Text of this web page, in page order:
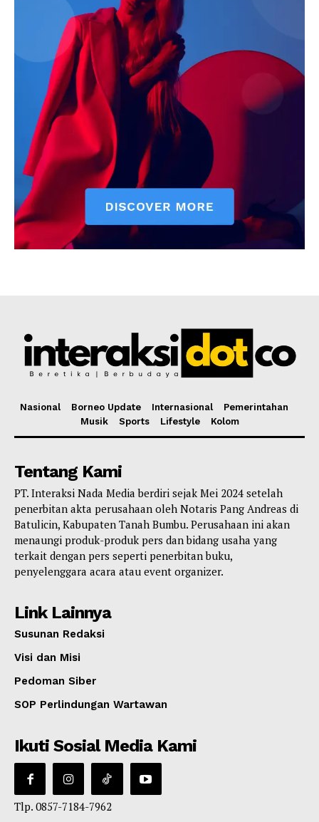
Nasional Borneo Update Internasional
Pemerintahan
Musik
Sports Lifestyle Kolom
Tentang Kami
PT. Interaksi Nada Media berdiri sejak Mei 2024 setelah
penerbitan akta perusahaan oleh Notaris Pang Andreas di
Batulicin, Kabupaten Tanah Bumbu. Perusahaan ini akan
menaungi produk-produk pers dan bidang usaha yang
terkait dengan pers seperti penerbitan buku,
penyelenggara acara atau event organizer.
Link Lainnya
Susunan Redaksi
Visi dan Misi
Pedoman Siber
SOP Perlindungan Wartawan
Ikuti Sosial Media Kami
Tlp. 0857-7184-7962